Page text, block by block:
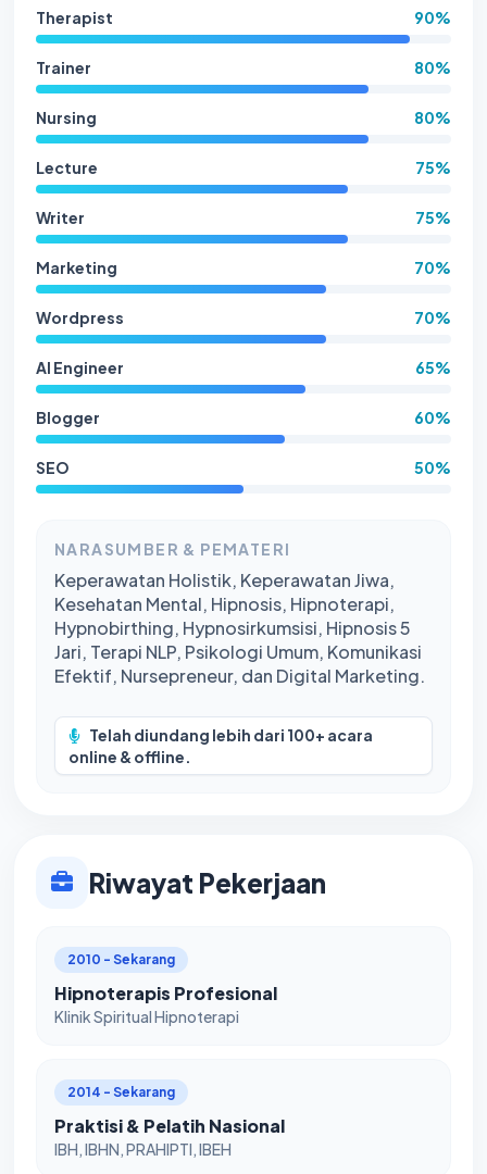
Therapist
90%
Trainer 80%
Nursing 80%
Lecture 75%
Writer 75%
Marketing 70%
Wordpress 70%
AI Engineer 65%
Blogger 60%
SEO 50%
NARASUMBER & PEMATERI
Keperawatan Holistik, Keperawatan Jiwa,
Kesehatan Mental, Hipnosis, Hipnoterapi,
Hypnobirthing, Hypnosirkumsisi, Hipnosis 5
Jari, Terapi NLP, Psikologi Umum, Komunikasi
Efektif, Nursepreneur, dan Digital Marketing.
Telah diundang lebih dari 100+ acara
online & offline.
Riwayat Pekerjaan
2010 - Sekarang
Hipnoterapis Profesional
Klinik Spiritual Hipnoterapi
2014 - Sekarang
Praktisi & Pelatih Nasional
IBH, IBHN, PRAHIPTI, IBEH